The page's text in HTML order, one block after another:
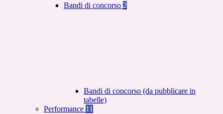
Bandi di concorso 2
Bandi di concorso (da pubblicare in
tabelle)
Performance 11